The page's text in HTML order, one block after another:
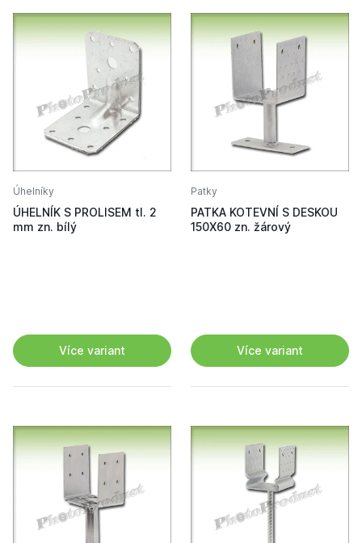
Úhelníky
ÚHELNÍK S PROLISEM tl. 2
mm zn. bílý
Více variant
Patky
PATKA KOTEVNÍ S DESKOU
150X60 zn. žárový
Více variant